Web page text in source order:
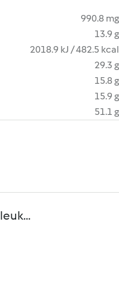
990.8 mg
13.9 g
2018.9 kJ / 482.5 kcal
29.3 g
15.8 g
15.9 g
51.1 g